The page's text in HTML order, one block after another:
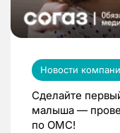
Новости
Сделайте
малыша —
по ОМС!